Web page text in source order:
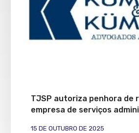
TJSP autoriza penhora de
empresa de serviços
15 DE OUTUBRO DE 2025